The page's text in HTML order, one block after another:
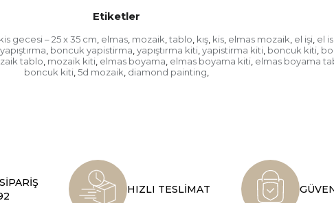
Etiketler
gecesi – 25 x 35 cm, elmas, mozaik, tablo, kış, kis, elmas mozaik, el işi, el
, boncuk yapistirma, yapıştırma kiti, yapistirma kiti, boncuk kiti,
tablo, mozaik kiti, elmas boyama, elmas boyama kiti, elmas boyama
boncuk kiti, 5d mozaik, diamond painting,
HIZLI TESLİMAT